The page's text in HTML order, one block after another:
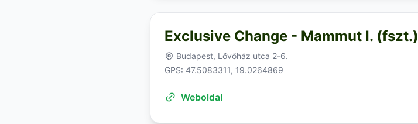
Exclusive Change - Mammut I. (fszt.)
Budapest, Lövőház utca 2-6.
GPS: 47.5083311, 19.0264869
Weboldal